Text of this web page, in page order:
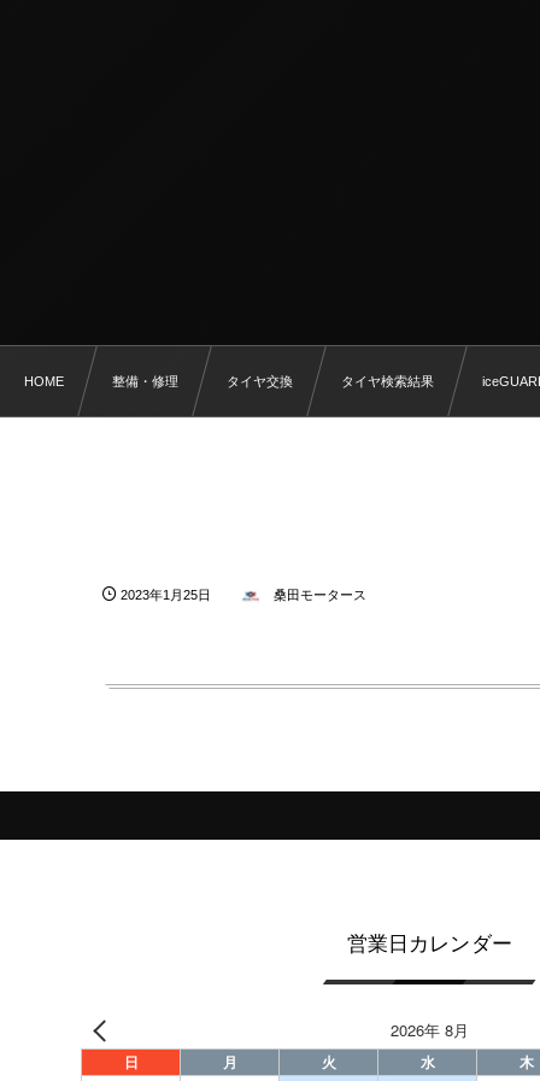
HOME 整備・修理 タイヤ交換 タイヤ検索結果
2023年1月25日 桑田モータース
営業日カレンダー
2026年 8月
日 月 火 水 木